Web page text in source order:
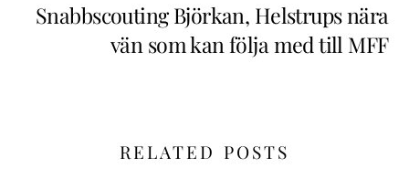
Snabbscouting Björkan, Helstrups nära
vän som kan följa med till MFF
RELATED POSTS